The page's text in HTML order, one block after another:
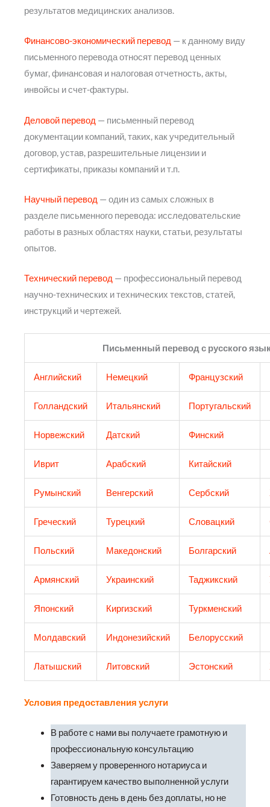
результатов медицинских анализов.
Финансово-экономический перевод — к данному виду
письменного перевода относят перевод ценных
бумаг, финансовая и налоговая отчетность, акты,
инвойсы и счет-фактуры.
Деловой перевод — письменный перевод
документации компаний, таких, как учредительный
договор, устав, разрешительные лицензии и
сертификаты, приказы компаний и т.п.
Научный перевод — один из самых сложных в
разделе письменного перевода: исследовательские
работы в разных областях науки, статьи, результаты
опытов.
Технический перевод — профессиональный перевод
научно-технических и технических текстов, статей,
инструкций и чертежей.
Письменный перевод с русского
Английский Немецкий Французский
Голландский Итальянский Португальский
Норвежский Датский Финский
Иврит Арабский Китайский
Румынский Венгерский Сербский
Греческий​ Турецкий Словацкий
Польский Македонский Болгарский
Армянский Украинский Таджикский
Японский Киргизский Туркменский
Молдавский Индонезийский Белорусский
Латышский Литовский Эстонский
Условия предоставления услуги
В работе с нами вы получаете грамотную и
профессиональную консультацию
Заверяем у проверенного нотариуса и
гарантируем качество выполненной услуги
Готовность день в день без доплаты, но не